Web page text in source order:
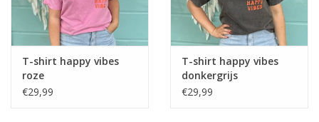
T-shirt happy vibes
roze
€29,99
T-shirt happy vibes
donkergrijs
€29,99